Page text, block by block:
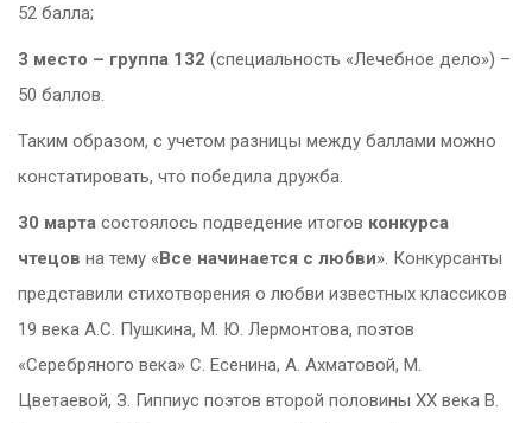
52 балла;
3 место – группа 132 (специальность «Лечебное дело») –
50 баллов.
Таким образом, с учетом разницы между баллами можно
констатировать, что победила дружба.
30 марта состоялось подведение итогов конкурса
чтецов на тему «Все начинается с любви». Конкурсанты
представили стихотворения о любви известных классиков
19 века А.С. Пушкина, М. Ю. Лермонтова, поэтов
«Серебряного века» С. Есенина, А. Ахматовой, М.
Цветаевой, З. Гиппиус поэтов второй половины ХХ века В.